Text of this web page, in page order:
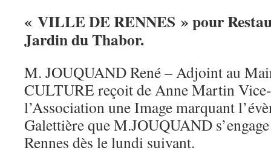
« VILLE DE RENNES » pour
Jardin du Thabor.
M. JOUQUAND René – Adjoint au
CULTURE reçoit de Anne Martin
l’Association une Image marquant
Galettière que M.JOUQUAND
Rennes dès le lundi suivant.